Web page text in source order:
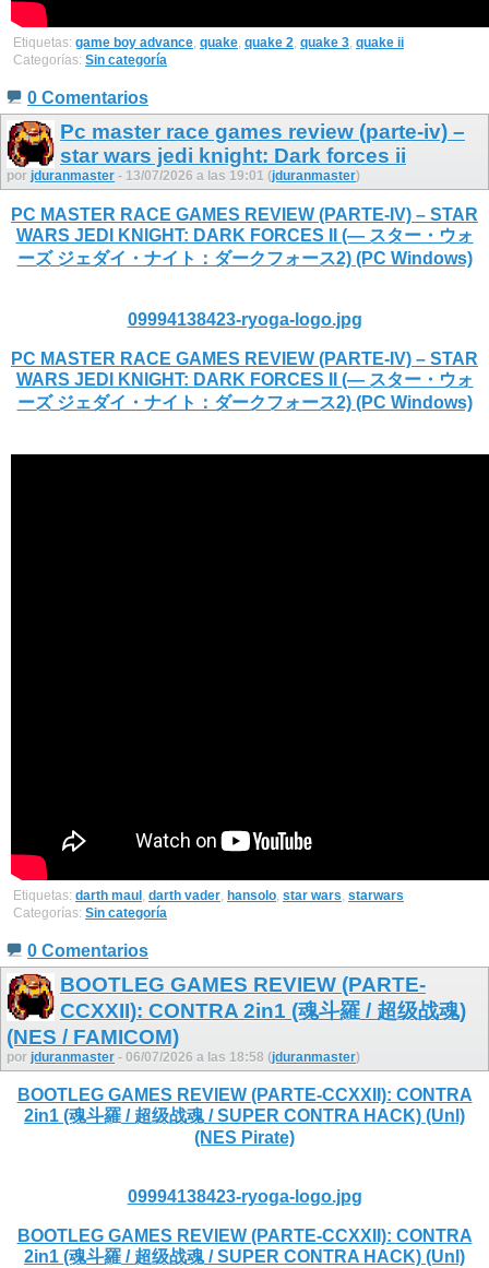
Etiquetas: game boy advance, quake, quake 2, quake 3, quake ii
Categorías: Sin categoría
0 Comentarios
Pc master race games review (parte-iv) –
star wars jedi knight: Dark forces ii
por jduranmaster - 13/07/2026 a las 19:01 (jduranmaster)
PC MASTER RACE GAMES REVIEW (PARTE-IV) – STAR
WARS JEDI KNIGHT: DARK FORCES II (— スター・ウォ
ーズ ジェダイ・ナイト：ダークフォース2) (PC Windows)
09994138423-ryoga-logo.jpg
PC MASTER RACE GAMES REVIEW (PARTE-IV) – STAR
WARS JEDI KNIGHT: DARK FORCES II (— スター・ウォ
ーズ ジェダイ・ナイト：ダークフォース2) (PC Windows)
Etiquetas: darth maul, darth vader, hansolo, star wars, starwars
Categorías: Sin categoría
0 Comentarios
BOOTLEG GAMES REVIEW (PARTE-
CCXXII): CONTRA 2in1 (魂斗羅 / 超级战魂)
(NES / FAMICOM)
por jduranmaster - 06/07/2026 a las 18:58 (jduranmaster)
BOOTLEG GAMES REVIEW (PARTE-CCXXII): CONTRA
2in1 (魂斗羅 / 超级战魂 / SUPER CONTRA HACK) (Unl)
(NES Pirate)
09994138423-ryoga-logo.jpg
BOOTLEG GAMES REVIEW (PARTE-CCXXII): CONTRA
2in1 (魂斗羅 / 超级战魂 / SUPER CONTRA HACK) (Unl)